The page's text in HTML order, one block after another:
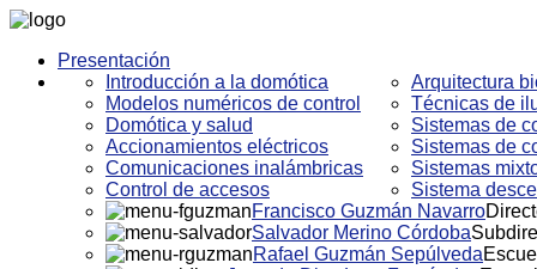
Presentación
Introducción a la domótica
Modelos numéricos de control
Domótica y salud
Accionamientos eléctricos
Comunicaciones inalámbricas
Control de accesos
Arquitectura
Técnicas de
Sistemas de
Sistemas de
Sistemas
Sistema
Francisco Guzmán Navarro
Salvador Merino Córdoba
Rafael Guzmán Sepúlveda